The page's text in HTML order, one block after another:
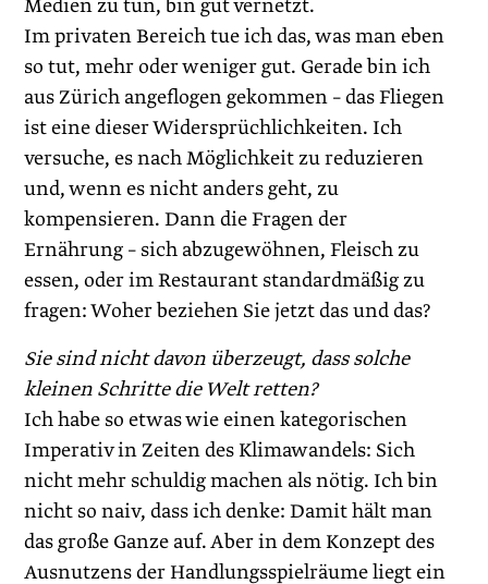
Medien zu tun, bin gut vernetzt.
Im privaten Bereich tue ich das, was man eben
so tut, mehr oder weniger gut. Gerade bin ich
aus Zürich angeflogen gekommen – das Fliegen
ist eine dieser Wider­sprüchlichkeiten. Ich
versuche, es nach Möglichkeit zu reduzieren
und, wenn es nicht anders geht, zu
kompensieren. Dann die Fragen der
Ernährung – sich abzugewöhnen, Fleisch zu
essen, oder im Restaurant standardmäßig zu
fragen: Woher beziehen Sie jetzt das und das?
Sie sind nicht davon überzeugt, dass solche
kleinen Schritte die Welt retten?
Ich habe so etwas wie einen kategorischen
Imperativ in Zeiten des Klimawandels: Sich
nicht mehr schuldig machen als nötig. Ich bin
nicht so naiv, dass ich denke: Damit hält man
das große Ganze auf. Aber in dem Konzept des
Ausnutzens der Handlungsspielräume liegt ein